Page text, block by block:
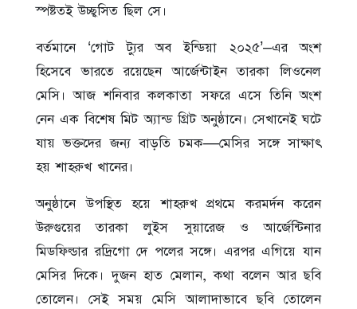
স্পষ্টতই উচ্ছ্বসিত ছিল সে।
বর্তমানে ‘গোট ট্যুর অব ইন্ডিয়া ২০২৫’–এর অংশ
হিসেবে ভারতে রয়েছেন আর্জেন্টাইন তারকা লিওনেল
মেসি। আজ শনিবার কলকাতা সফরে এসে তিনি অংশ
নেন এক বিশেষ মিট অ্যান্ড গ্রিট অনুষ্ঠানে। সেখানেই ঘটে
যায় ভক্তদের জন্য বাড়তি চমক—মেসির সঙ্গে সাক্ষাৎ
হয় শাহরুখ খানের।
অনুষ্ঠানে উপস্থিত হয়ে শাহরুখ প্রথমে করমর্দন করেন
উরুগুয়ের তারকা লুইস সুয়ারেজ ও আর্জেন্টিনার
মিডফিল্ডার রদ্রিগো দে পলের সঙ্গে। এরপর এগিয়ে যান
মেসির দিকে। দুজন হাত মেলান, কথা বলেন আর ছবি
তোলেন। সেই সময় মেসি আলাদাভাবে ছবি তোলেন